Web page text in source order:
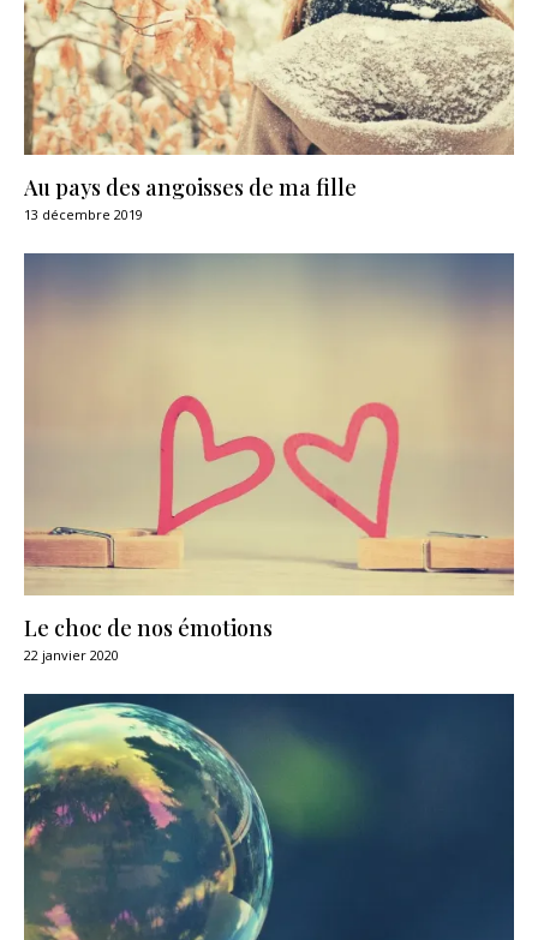
Au pays des angoisses de ma fille
13 décembre 2019
Le choc de nos émotions
22 janvier 2020